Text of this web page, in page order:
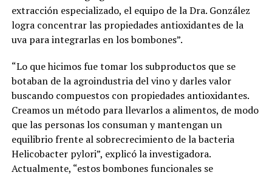
extracción especializado, el equipo de la Dra. González
logra concentrar las propiedades antioxidantes de la
uva para integrarlas en los bombones”.
“Lo que hicimos fue tomar los subproductos que se
botaban de la agroindustria del vino y darles valor
buscando compuestos con propiedades antioxidantes.
Creamos un método para llevarlos a alimentos, de modo
que las personas los consuman y mantengan un
equilibrio frente al sobrecrecimiento de la bacteria
Helicobacter pylori”, explicó la investigadora.
Actualmente, “estos bombones funcionales se